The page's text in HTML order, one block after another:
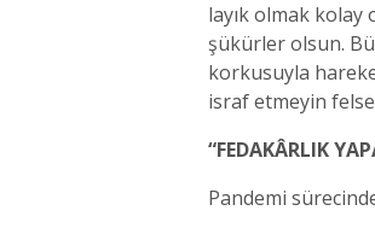
layık olmak kolay
şükürler olsun.
korkusuyla
israf etmeyin
“FEDAKÂRLIK
Pandemi